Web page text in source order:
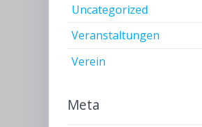
Uncategorized
Veranstaltungen
Verein
Meta